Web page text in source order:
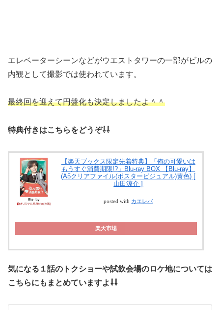
エレベーターシーンなどがウエストタワーの一部がビルの
内観として撮影では使われています。
最終回を迎えて円盤化も決定しましたよ＾＾
特典付きはこちらをどうぞ⇩⇩
【楽天ブックス限定先着特典】「俺の可愛いは
もうすぐ消費期限!?」Blu-ray BOX 【Blu-ray】
(A5クリアファイル(ポスタービジュアル)黄色) [
山田涼介 ]
posted with カエレバ
楽天市場
気になる１話のトクショーや試飲会場のロケ地については
こちらにもまとめていますよ⇩⇩